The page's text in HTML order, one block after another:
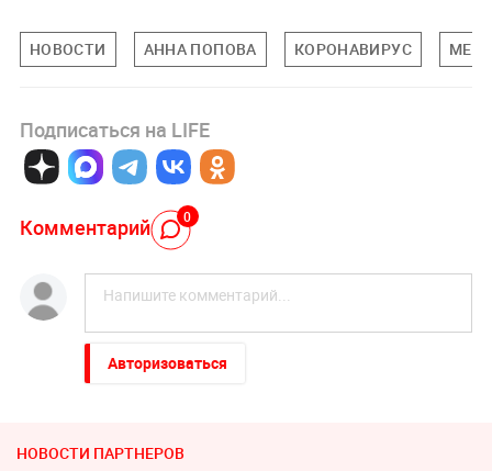
НОВОСТИ АННА ПОПОВА КОРОНАВИРУС
Подписаться на LIFE
Комментарий 0
Авторизоваться
НОВОСТИ ПАРТНЕРОВ